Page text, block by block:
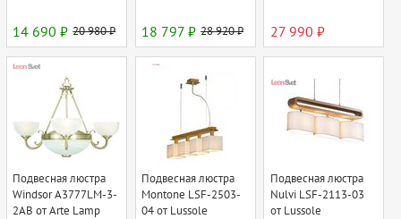
14 690 ₽ 20 980 ₽ 18 797 ₽ 28 920 ₽ 27 990 ₽
Подвесная люстра
Windsor A3777LM-3-
2AB от Arte Lamp
Подвесная люстра
Montone LSF-2503-
04 от Lussole
Подвесная люстра
Nulvi LSF-2113-03
от Lussole